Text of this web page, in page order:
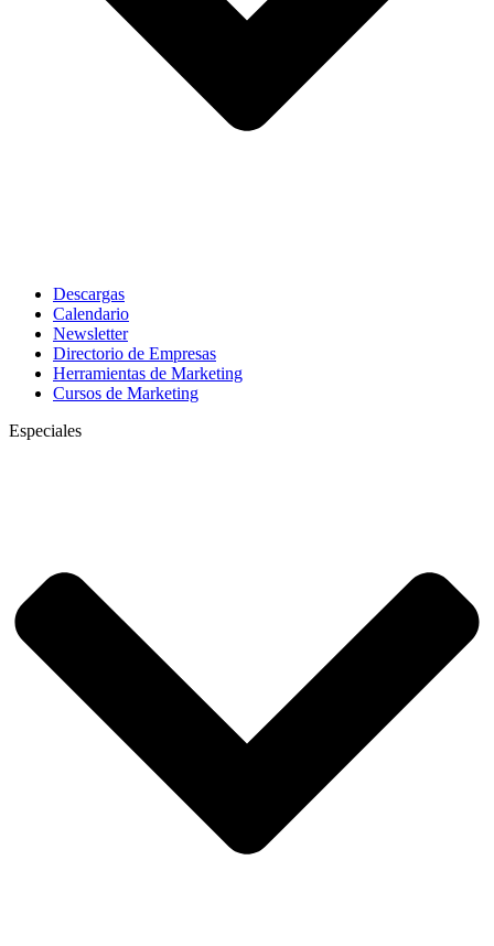
Descargas
Calendario
Newsletter
Directorio de Empresas
Herramientas de Marketing
Cursos de Marketing
Especiales